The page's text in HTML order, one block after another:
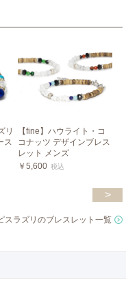
リ
ス
【fine】ハウライト・コ
コナッツ デザインブレス
レット メンズ
￥5,600 税込
>
スラズリのブレスレット一覧